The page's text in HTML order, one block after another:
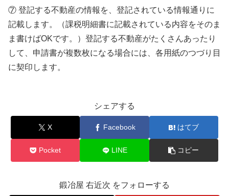
⑦ 登記する不動産の情報を、登記されている情報通りに
記載します。（課税明細書に記載されている内容をそのま
ま書けばOKです。）登記する不動産がたくさんあったり
して、申請書が複数枚になる場合には、各用紙のつづり目
に契印します。
シェアする
X Facebook はてブ
Pocket LINE コピー
鍛冶屋 右近次 をフォローする